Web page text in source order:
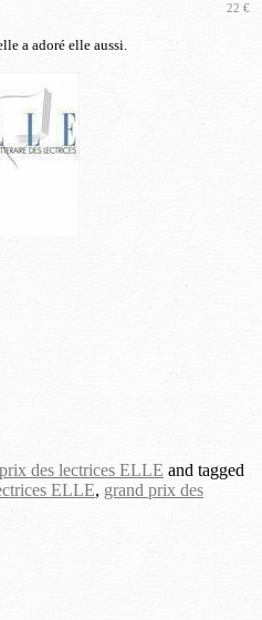
22 €
a adoré elle aussi.
des lectrices ELLE and tagged
ELLE, grand prix des